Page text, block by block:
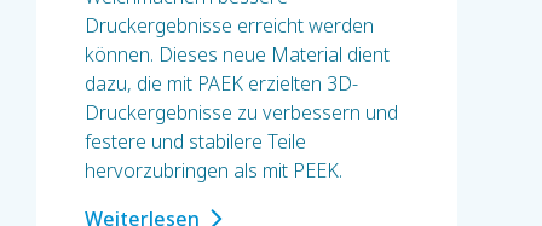
Druckergebnisse erreicht werden
können. Dieses neue Material dient
dazu, die mit PAEK erzielten 3D-
Druckergebnisse zu verbessern und
festere und stabilere Teile
hervorzubringen als mit PEEK.
Weiterlesen